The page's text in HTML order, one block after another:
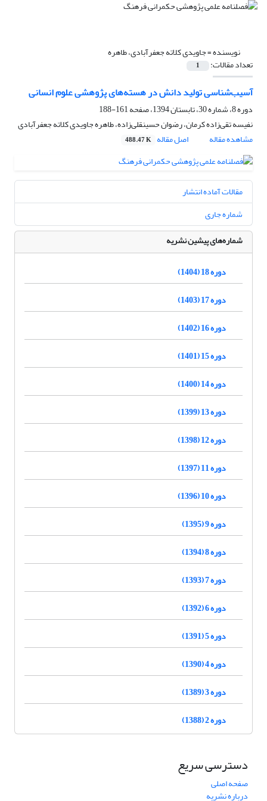
نویسنده =جاویدی کلاته جعفرآبادی، طاهره
تعداد مقالات: 1
آسیب‌شناسی تولید دانش در هسته‌های پژوهشی علوم انسانی
دوره 8، شماره 30، تابستان 1394، صفحه
161-188
نفیسه تقی‌زاده کرمان، رضوان حسینقلی‌زاده، طاهره جاویدی کلاته جعفرآبادی
مشاهده مقاله
اصل مقاله 488.47 K
مقالات آماده انتشار
شماره جاری
شماره‌های پیشین نشریه
دوره 18 (1404)
دوره 17 (1403)
دوره 16 (1402)
دوره 15 (1401)
دوره 14 (1400)
دوره 13 (1399)
دوره 12 (1398)
دوره 11 (1397)
دوره 10 (1396)
دوره 9 (1395)
دوره 8 (1394)
دوره 7 (1393)
دوره 6 (1392)
دوره 5 (1391)
دوره 4 (1390)
دوره 3 (1389)
دوره 2 (1388)
دسترسی سریع
صفحه اصلی
درباره نشریه